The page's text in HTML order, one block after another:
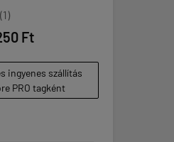
CASEIN COMPLEX - 2350 G
33 090 Ft
akár -12% és ingyenes szállítás
Gymstore PRO tagként